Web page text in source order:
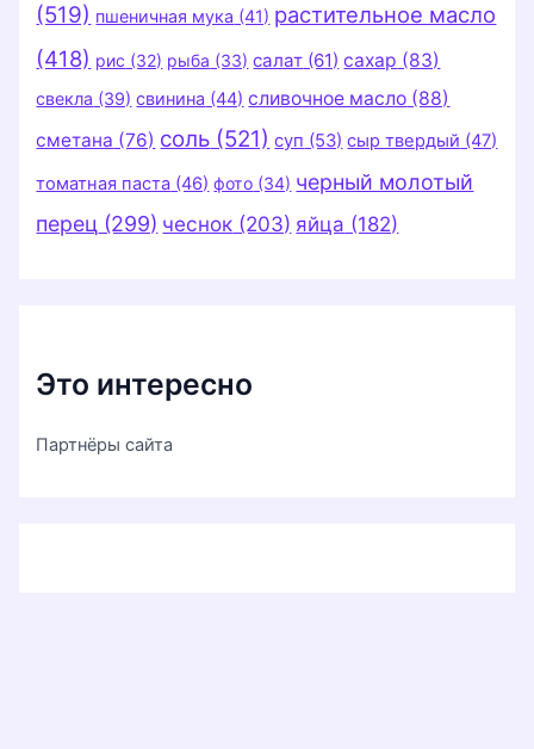
(519) пшеничная мука (41) растительное масло
(418) рис (32) рыба (33) салат (61) сахар (83)
свекла (39) свинина (44) сливочное масло (88)
сметана (76) соль (521) суп (53) сыр твердый (47)
томатная паста (46) фото (34) черный молотый
перец (299) чеснок (203) яйца (182)
Это интересно
Партнёры сайта